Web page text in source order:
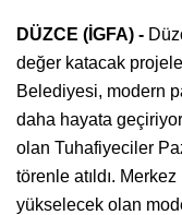
DÜZCE (İGFA) -
değer katacak
Belediyesi, modern
daha hayata
olan Tuhafiyeciler
törenle atıldı.
yükselecek olan